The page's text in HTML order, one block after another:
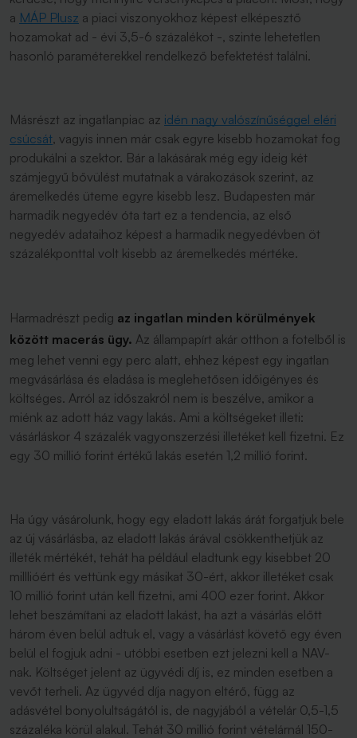
a MÁP Plusz a piaci viszonyokhoz képest elképesztő
hozamokat ad - évi 3,5-6 százalékot -, szinte lehetetlen
hasonló paraméterekkel rendelkező befektetést találni.
Másrészt az ingatlanpiac az idén nagy valószínűséggel eléri
csúcsát, vagyis innen már csak egyre kisebb hozamokat fog
produkálni a szektor. Bár a lakásárak még egy ideig két
számjegyű bővülést mutatnak a várakozások szerint, az
áremelkedés üteme egyre kisebb lesz. Budapesten már
harmadik negyedév óta tart ez a tendencia, az első
negyedév adataihoz képest a harmadik negyedévben öt
százalékponttal volt kisebb az áremelkedés mértéke.
Harmadrészt pedig az ingatlan minden körülmények
között macerás ügy. Az állampapírt akár otthon a fotelből is
meg lehet venni egy perc alatt, ehhez képest egy ingatlan
megvásárlása és eladása is meglehetősen időigényes és
költséges. Arról az időszakról nem is beszélve, amikor a
miénk az adott ház vagy lakás. Ami a költségeket illeti:
vásárláskor 4 százalék vagyonszerzési illetéket kell fizetni. Ez
egy 30 millió forint értékű lakás esetén 1,2 millió forint.
Ha úgy vásárolunk, hogy egy eladott lakás árát forgatjuk bele
az új vásárlásba, az eladott lakás árával csökkenthetjük az
illeték mértékét, tehát ha például eladtunk egy kisebbet 20
milllióért és vettünk egy másikat 30-ért, akkor illetéket csak
10 millió forint után kell fizetni, ami 400 ezer forint. Akkor
lehet beszámítani az eladott lakást, ha azt a vásárlás előtt
három éven belül adtuk el, vagy a vásárlást követő egy éven
belül el fogjuk adni - utóbbi esetben ezt jelezni kell a NAV-
nak. Költséget jelent az ügyvédi díj is, ez minden esetben a
vevőt terheli. Az ügyvéd díja nagyon eltérő, függ az
adásvétel bonyolultságától is, de nagyjából a vételár 0,5-1,5
százaléka körül alakul. Tehát 30 millió forint vételárnál 150-